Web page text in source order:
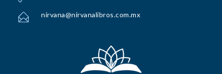
nirvana@nirvanalibros.com.mx